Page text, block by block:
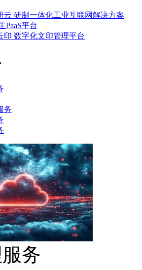
云 研制一体化工业互联网解决方案
PaaS平台
印 数字化文印管理平台
务
务